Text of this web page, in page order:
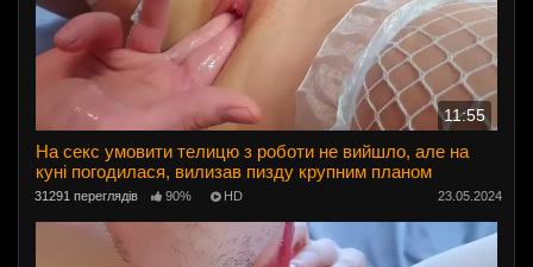
11:55
На секс умовити телицю з роботи не вийшло, але на
куні погодилася, вилизав пизду крупним планом
31291 переглядів 90% HD 23.05.2024